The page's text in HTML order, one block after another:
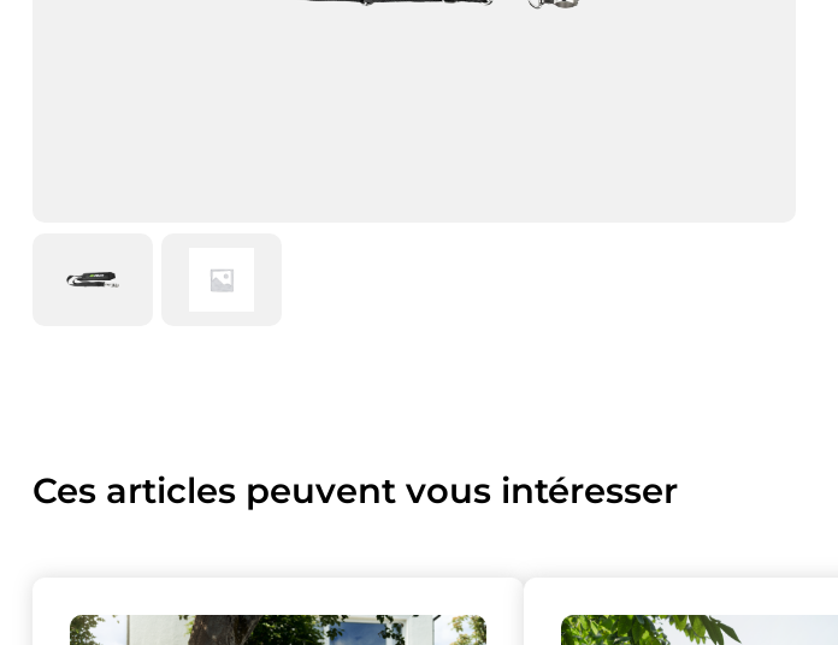
Ces articles peuvent vous intéresser